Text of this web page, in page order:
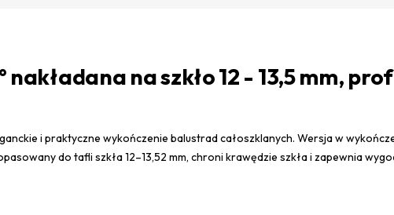
na szkło 12 - 13,5 mm,
i praktyczne wykończenie balustrad całoszklanych. Wersja w
do tafli szkła 12–13,52 mm, chroni krawędzie szkła i zapewnia